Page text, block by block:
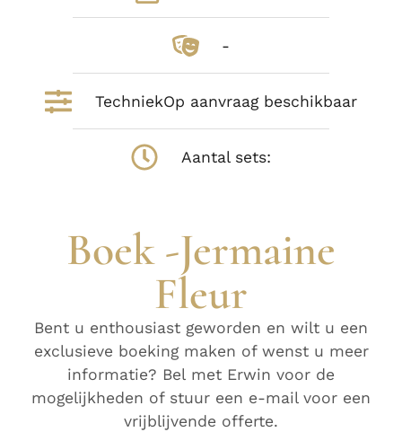
-
TechniekOp aanvraag beschikbaar
Aantal sets:
Boek -Jermaine
Fleur
Bent u enthousiast geworden en wilt u een
exclusieve boeking maken of wenst u meer
informatie? Bel met Erwin voor de
mogelijkheden of stuur een e-mail voor een
vrijblijvende offerte.